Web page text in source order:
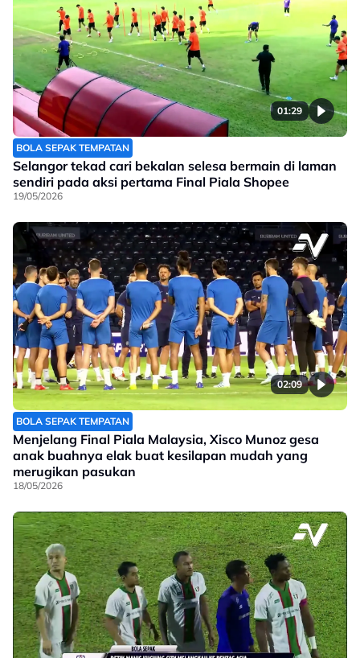
01:29
BOLA SEPAK TEMPATAN
Selangor tekad cari bekalan selesa bermain di laman
sendiri pada aksi pertama Final Piala Shopee
19/05/2026
02:09
BOLA SEPAK TEMPATAN
Menjelang Final Piala Malaysia, Xisco Munoz gesa
anak buahnya elak buat kesilapan mudah yang
merugikan pasukan
18/05/2026